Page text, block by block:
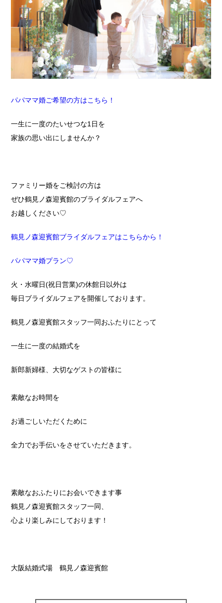
パパママ婚ご希望の方はこちら！
一生に一度のたいせつな1日を
家族の思い出にしませんか？
ファミリー婚をご検討の方は
ぜひ鶴見ノ森迎賓館のブライダルフェアへ
お越しください♡
鶴見ノ森迎賓館ブライダルフェアはこちらから！
パパママ婚プラン♡
火・水曜日(祝日営業)の休館日以外は
毎日ブライダルフェアを開催しております。
鶴見ノ森迎賓館スタッフ一同おふたりにとって
一生に一度の結婚式を
新郎新婦様、大切なゲストの皆様に
素敵なお時間を
お過ごしいただくために
全力でお手伝いをさせていただきます。
素敵なおふたりにお会いできます事
鶴見ノ森迎賓館スタッフ一同、
心より楽しみにしております！
大阪結婚式場 鶴見ノ森迎賓館